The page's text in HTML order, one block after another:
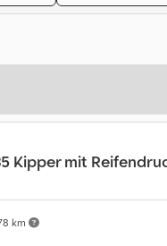
km
Kipper mit